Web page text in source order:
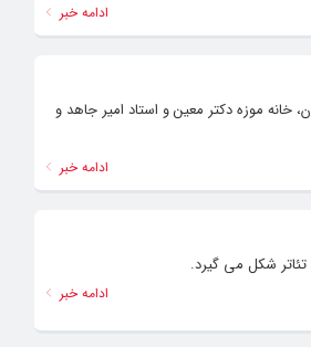
ادامه خبر
موزه دکتر معین و استاد امیر جاهد و
ادامه خبر
شکل می گیرد.
ادامه خبر